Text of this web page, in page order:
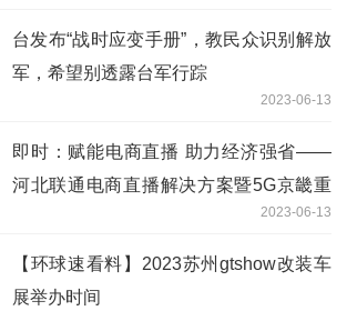
台发布“战时应变手册”，教民众识别解放
军，希望别透露台军行踪
2023-06-13
即时：赋能电商直播 助力经济强省——
河北联通电商直播解决方案暨5G京畿重
2023-06-13
【环球速看料】2023苏州gtshow改装车
展举办时间